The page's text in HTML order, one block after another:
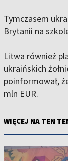
Tymczasem
Brytanii na
Litwa również
ukraińskich
poinformował,
mln EUR.
WIĘCEJ NA TEN